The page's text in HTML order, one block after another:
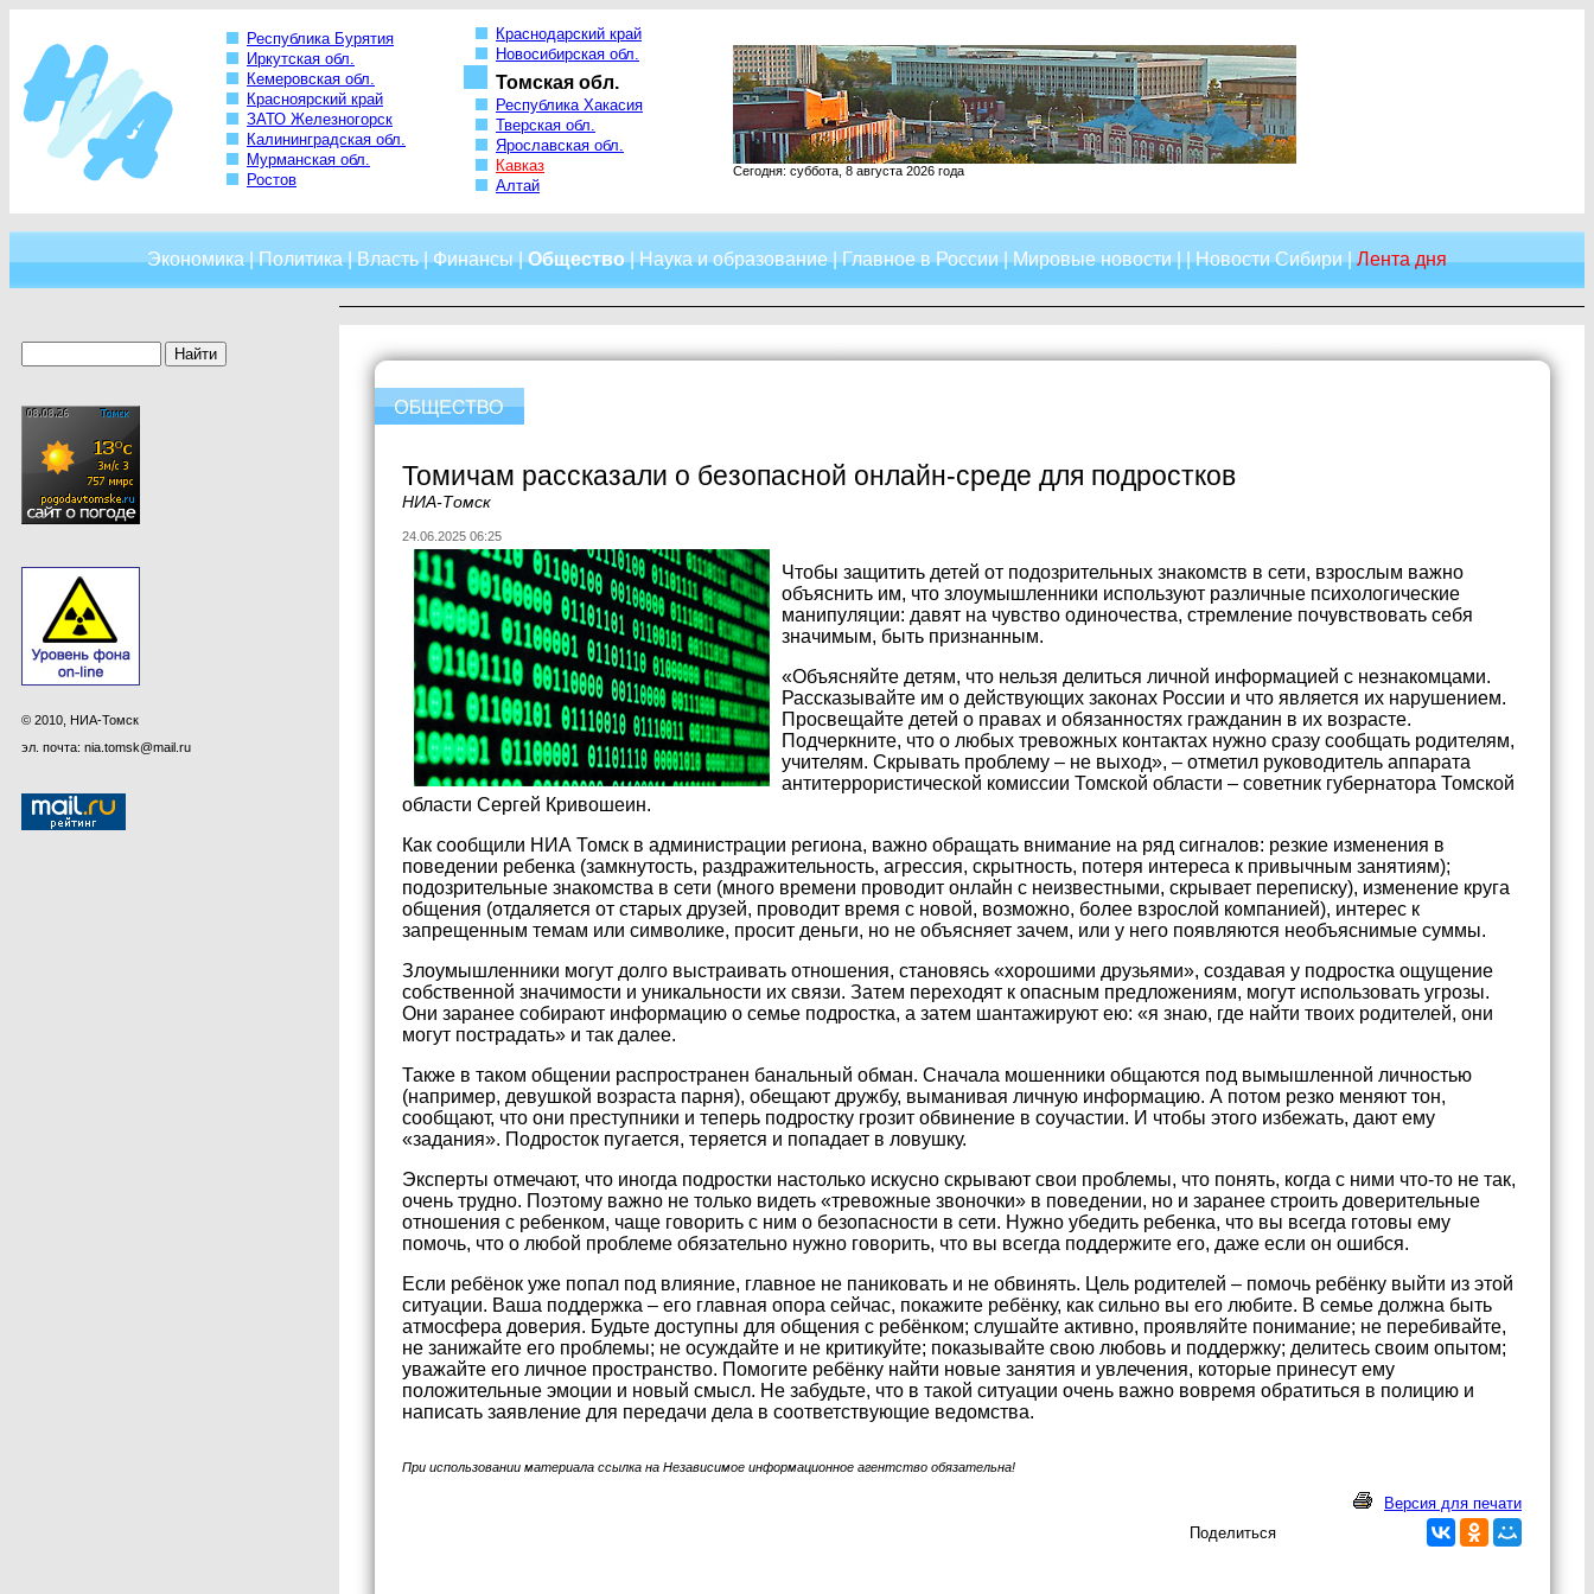
Республика Бурятия
Иркутская обл.
Кемеровская обл.
Красноярский край
ЗАТО Железногорск
Калининградская обл.
Мурманская обл.
Ростов
Краснодарский край
Новосибирская обл.
Томская обл.
Республика Хакасия
Тверская обл.
Ярославская обл.
Кавказ
Алтай
Сегодня: суббота, 8 августа 2026 года
Экономика|Политика|Власть|Финансы|Общество|Наука и образование|Главное в России|Мировые новости| |Новости Сибири|Лента дня
© 2010, НИА-Томск
эл. почта: nia.tomsk@mail.ru
Томичам рассказали о безопасной онлайн-среде для подростков
НИА-Томск
24.06.2025 06:25
Чтобы защитить детей от подозрительных знакомств в сети, взрослым важно
объяснить им, что злоумышленники используют различные психологические
манипуляции: давят на чувство одиночества, стремление почувствовать себя
значимым, быть признанным.
«Объясняйте детям, что нельзя делиться личной информацией с незнакомцами.
Рассказывайте им о действующих законах России и что является их нарушением.
Просвещайте детей о правах и обязанностях гражданин в их возрасте.
Подчеркните, что о любых тревожных контактах нужно сразу сообщать родителям,
учителям. Скрывать проблему – не выход», – отметил руководитель аппарата
антитеррористической комиссии Томской области – советник губернатора Томской
области Сергей Кривошеин.
Как сообщили НИА Томск в администрации региона, важно обращать внимание на ряд сигналов: резкие изменения в
поведении ребенка (замкнутость, раздражительность, агрессия, скрытность, потеря интереса к привычным занятиям);
подозрительные знакомства в сети (много времени проводит онлайн с неизвестными, скрывает переписку), изменение круга
общения (отдаляется от старых друзей, проводит время с новой, возможно, более взрослой компанией), интерес к
запрещенным темам или символике, просит деньги, но не объясняет зачем, или у него появляются необъяснимые суммы.
Злоумышленники могут долго выстраивать отношения, становясь «хорошими друзьями», создавая у подростка ощущение
собственной значимости и уникальности их связи. Затем переходят к опасным предложениям, могут использовать угрозы.
Они заранее собирают информацию о семье подростка, а затем шантажируют ею: «я знаю, где найти твоих родителей, они
могут пострадать» и так далее.
Также в таком общении распространен банальный обман. Сначала мошенники общаются под вымышленной личностью
(например, девушкой возраста парня), обещают дружбу, выманивая личную информацию. А потом резко меняют тон,
сообщают, что они преступники и теперь подростку грозит обвинение в соучастии. И чтобы этого избежать, дают ему
«задания». Подросток пугается, теряется и попадает в ловушку.
Эксперты отмечают, что иногда подростки настолько искусно скрывают свои проблемы, что понять, когда с ними что-то не так,
очень трудно. Поэтому важно не только видеть «тревожные звоночки» в поведении, но и заранее строить доверительные
отношения с ребенком, чаще говорить с ним о безопасности в сети. Нужно убедить ребенка, что вы всегда готовы ему
помочь, что о любой проблеме обязательно нужно говорить, что вы всегда поддержите его, даже если он ошибся.
Если ребёнок уже попал под влияние, главное не паниковать и не обвинять. Цель родителей – помочь ребёнку выйти из этой
ситуации. Ваша поддержка – его главная опора сейчас, покажите ребёнку, как сильно вы его любите. В семье должна быть
атмосфера доверия. Будьте доступны для общения с ребёнком; слушайте активно, проявляйте понимание; не перебивайте,
не занижайте его проблемы; не осуждайте и не критикуйте; показывайте свою любовь и поддержку; делитесь своим опытом;
уважайте его личное пространство. Помогите ребёнку найти новые занятия и увлечения, которые принесут ему
положительные эмоции и новый смысл. Не забудьте, что в такой ситуации очень важно вовремя обратиться в полицию и
написать заявление для передачи дела в соответствующие ведомства.
При использовании материала ссылка на Независимое информационное агентство обязательна!
Версия для печати
Поделиться